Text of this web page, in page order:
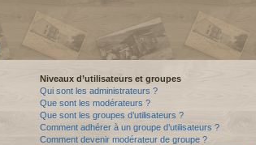
Niveaux d’utilisateurs et groupes
Qui sont les administrateurs ?
Que sont les modérateurs ?
Que sont les groupes d’utilisateurs ?
Comment adhérer à un groupe d’utilisateurs ?
Comment devenir modérateur de groupe ?